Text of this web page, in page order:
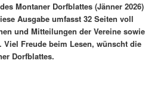
Montaner Dorfblattes (Jänner 2026)
Ausgabe umfasst 32 Seiten voll
und Mitteilungen der Vereine sowie
Viel Freude beim Lesen, wünscht die
Dorfblattes.